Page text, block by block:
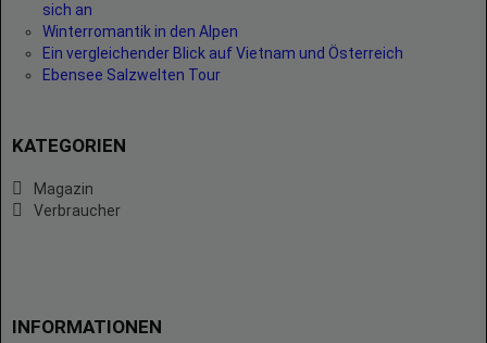
sich an
Winterromantik in den Alpen
Ein vergleichender Blick auf Vietnam und Österreich
Ebensee Salzwelten Tour
KATEGORIEN
Magazin
Verbraucher
INFORMATIONEN